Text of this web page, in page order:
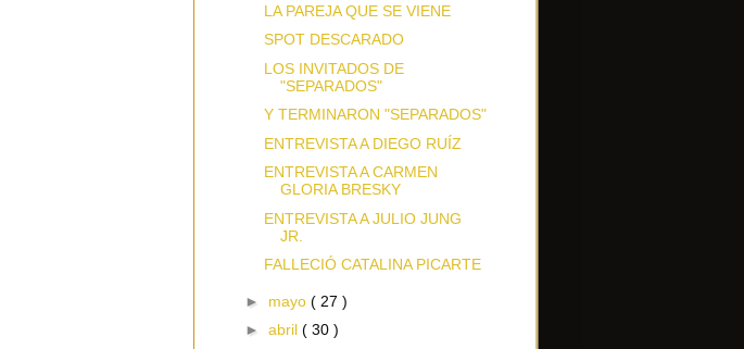
LA PAREJA QUE SE VIENE
SPOT DESCARADO
LOS INVITADOS DE
"SEPARADOS"
Y TERMINARON "SEPARADOS"
ENTREVISTA A DIEGO RUÍZ
ENTREVISTA A CARMEN
GLORIA BRESKY
ENTREVISTA A JULIO JUNG
JR.
FALLECIÓ CATALINA PICARTE
► mayo ( 27 )
► abril ( 30 )